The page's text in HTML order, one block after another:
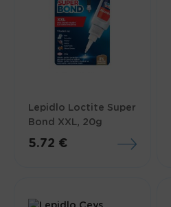
Lepidlo Loctite Super
Bond XXL, 20g
5.72 €